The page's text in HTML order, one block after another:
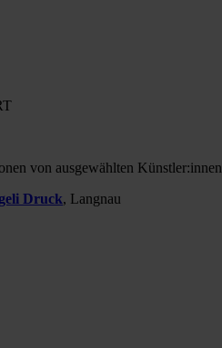
von ausgewählten Künstler:innen
Druck, Langnau